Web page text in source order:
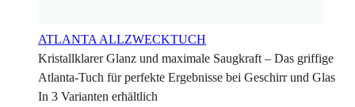
ATLANTA ALLZWECKTUCH
Kristallklarer Glanz und maximale Saugkraft – Das griffige
Atlanta-Tuch für perfekte Ergebnisse bei Geschirr und Glas
In 3 Varianten erhältlich